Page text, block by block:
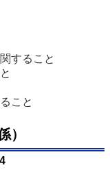
すること
こと
）